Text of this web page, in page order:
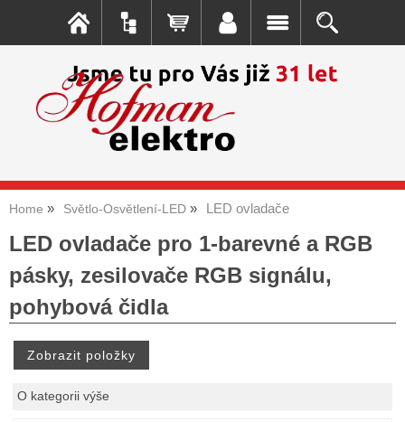
Home Světlo-Osvětlení-LED LED ovladače
LED ovladače pro 1-barevné a RGB
pásky, zesilovače RGB signálu,
pohybová čidla
O kategorii výše